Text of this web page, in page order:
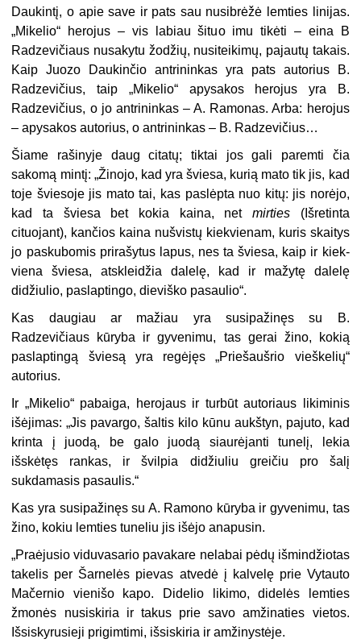
Daukintį, o apie save ir pats sau nusibrėžė lemties linijas.
„Mikelio“ herojus – vis labiau šituo imu tikėti – eina B
Radzevičiaus nusakytu žodžių, nusiteikimų, pajautų takais.
Kaip Juozo Daukinčio antrininkas yra pats autorius B.
Radzevičius, taip „Mikelio“ apysakos herojus yra B.
Radzevičius, o jo antrininkas – A. Ramonas. Arba: herojus
– apysakos autorius, o antrininkas – B. Radzevičius…
Šiame rašinyje daug citatų; tiktai jos gali paremti čia
sakomą min­tį: „Žinojo, kad yra šviesa, kurią mato tik jis, kad
toje šviesoje jis mato tai, kas paslėpta nuo kitų: jis norėjo,
kad ta šviesa bet kokia kaina, net mirties(Išretinta
cituojant), kančios kaina nušvistų kiekvienam, ku­ris skaitys
jo paskubomis prirašytus lapus, nes ta šviesa, kaip ir kiek­
viena šviesa, atskleidžia dalelę, kad ir mažytę dalelę
didžiulio, paslap­tingo, dieviško pasaulio“.
Kas daugiau ar mažiau yra susipažinęs su B.
Radzevičiaus kūryba ir gyvenimu, tas gerai žino, kokią
paslaptingą šviesą yra regėjęs „Prieš­aušrio vieškelių“
autorius.
Ir „Mikelio“ pabaiga, herojaus ir turbūt autoriaus likiminis
išėji­mas: „Jis pavargo, šaltis kilo kūnu aukštyn, pajuto, kad
krinta į juodą, be galo juodą siaurėjanti tunelį, lekia
išskėtęs rankas, ir švilpia didžiu­liu greičiu pro šalį
sukdamasis pasaulis.“
Kas yra susipažinęs su A. Ramono kūryba ir gyvenimu, tas
žino, ko­kiu lemties tuneliu jis išėjo anapusin.
„Praėjusio viduvasario pavakare nelabai pėdų išmindžiotas
takelis per Šarnelės pievas atvedė į kalvelę prie Vytauto
Mačernio vienišo ka­po. Didelio likimo, didelės lemties
žmonės nusiskiria ir takus prie savo amžinaties vietos.
Išsiskyrusieji prigimtimi, išsiskiria ir amžinystėje.